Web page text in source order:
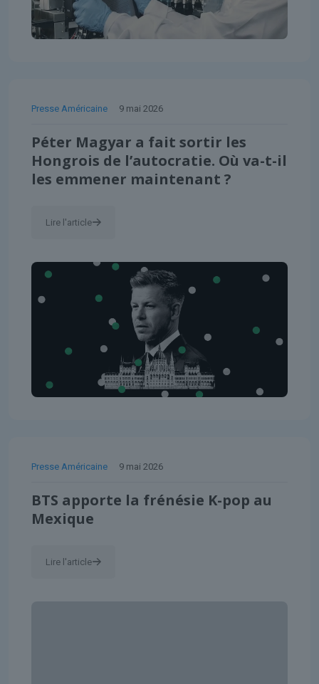
Presse Américaine 9 mai 2026
Péter Magyar a fait sortir les
Hongrois de l’autocratie. Où va-t-il
les emmener maintenant ?
Lire l'article
Presse Américaine 9 mai 2026
BTS apporte la frénésie K-pop au
Mexique
Lire l'article